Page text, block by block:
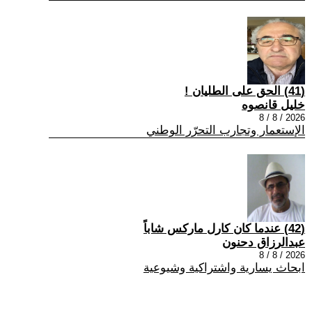
(41) الحق على الطليان !
خليل قانصوه
2026 / 8 / 8
الإستعمار وتجارب التحرّر الوطني
(42) عندما كان كارل ماركس شاباً
عبدالرزاق دحنون
2026 / 8 / 8
ابحاث يسارية واشتراكية وشيوعية